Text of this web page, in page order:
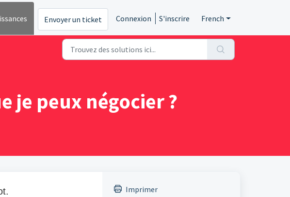
Envoyer un ticket Connexion S'inscrire French
je peux négocier ?
Imprimer